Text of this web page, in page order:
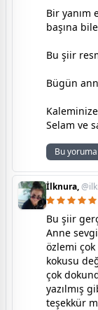
Bir yanım
başına
Bu şiir
Bügün
Selam ve
Bu yoruma
İlknura,
Bu şiir
Anne
özlemi
kokusu
çok
yazılmış
teşekkür